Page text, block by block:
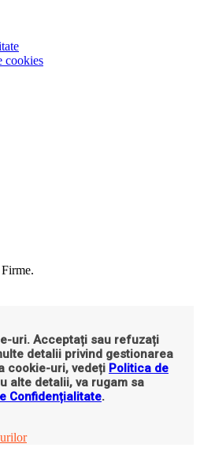
cookies
uri. Acceptați sau refuzați
detalii privind gestionarea
cookie-uri, vedeți Politica de
alte detalii, va rugam sa
Confidențialitate.